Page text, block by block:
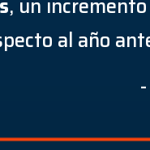
, un
al año